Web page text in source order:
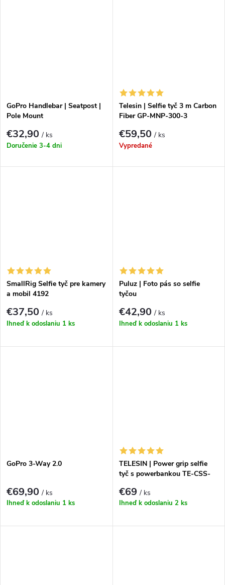
GoPro Handlebar | Seatpost |
Pole Mount
€32,90/ ks
Doručenie 3-4 dni
Telesin | Selfie tyč 3 m Carbon
Fiber GP-MNP-300-3
€59,50/ ks
Vypredané
SmallRig Selfie tyč pre kamery
a mobil 4192
€37,50/ ks
Ihneď k odoslaniu 1 ks
Puluz | Foto pás so selfie
tyčou
€42,90/ ks
Ihneď k odoslaniu 1 ks
GoPro 3-Way 2.0
€69,90/ ks
Ihneď k odoslaniu 1 ks
TELESIN | Power grip selfie
tyč s powerbankou TE-CSS-
€69/ ks
Ihneď k odoslaniu 2 ks